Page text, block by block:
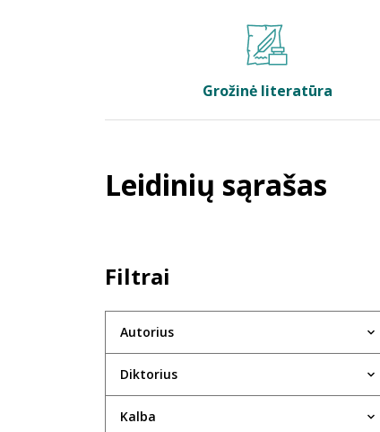
Grožinė literatūra
Leidinių sąrašas
Filtrai
Autorius
Diktorius
Kalba